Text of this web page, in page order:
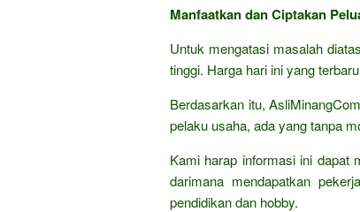
Manfaatkan dan Ciptakan
Untuk mengatasi masalah
tinggi. Harga hari ini yang
Berdasarkan itu,
pelaku usaha, ada yang tanpa
Kami harap informasi ini dapat
darimana mendapatkan
pendidikan dan hobby.